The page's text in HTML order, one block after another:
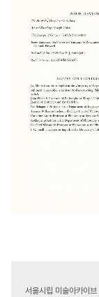
서울시립 미술아카이